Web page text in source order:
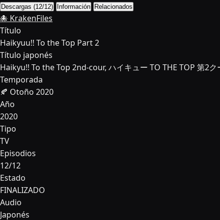
Descargas (12/12) Información Relacionados
🐙 KrakenFiles
Título
Haikyuu!! To the Top Part 2
Título japonés
Haikyu!! To the Top 2nd-cour, ハイキュー TO THE TOP 第2ク
Temporada
🍂 Otoño 2020
Año
2020
Tipo
TV
Episodios
12/12
Estado
FINALIZADO
Audio
Japonés